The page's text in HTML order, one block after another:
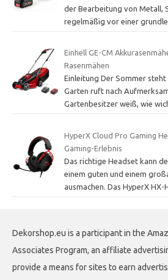
der Bearbeitung von Metall,
regelmäßig vor einer
Einhell GE-CM
Rasenmähen
Einleitung Der Sommer
Garten ruft nach
Gartenbesitzer weiß, wie
HyperX Cloud Pro Gaming
Gaming-Erlebnis
Das richtige Headset kann
einem guten und einem
ausmachen. Das HyperX HX-
Dekorshop.eu is a participant in the
Associates Program, an affiliate
provide a means for sites to earn